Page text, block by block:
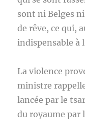
sont ni Belges
de rêve, ce qui,
indispensable à
La violence
ministre
lancée par le
du royaume par